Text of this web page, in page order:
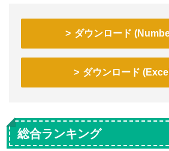
ダウンロード
ダウンロード
総合ランキング